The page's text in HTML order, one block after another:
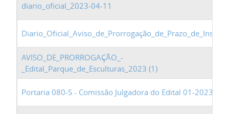
diario_oficial_2023-04-11
AVISO_DE_PRORROGAÇÃO_-
_Edital_Parque_de_Esculturas_2023 (1)
Portaria 080-S - Comissão Julgadora do Edital 01-2023